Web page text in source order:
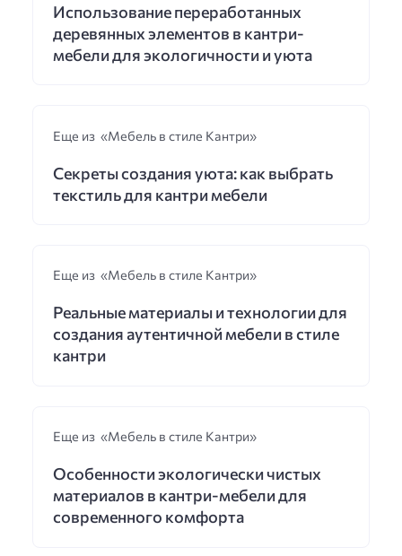
Использование переработанных
деревянных элементов в кантри-
мебели для экологичности и уюта
Еще из «Мебель в стиле Кантри»
Секреты создания уюта: как выбрать
текстиль для кантри мебели
Еще из «Мебель в стиле Кантри»
Реальные материалы и технологии для
создания аутентичной мебели в стиле
кантри
Еще из «Мебель в стиле Кантри»
Особенности экологически чистых
материалов в кантри-мебели для
современного комфорта